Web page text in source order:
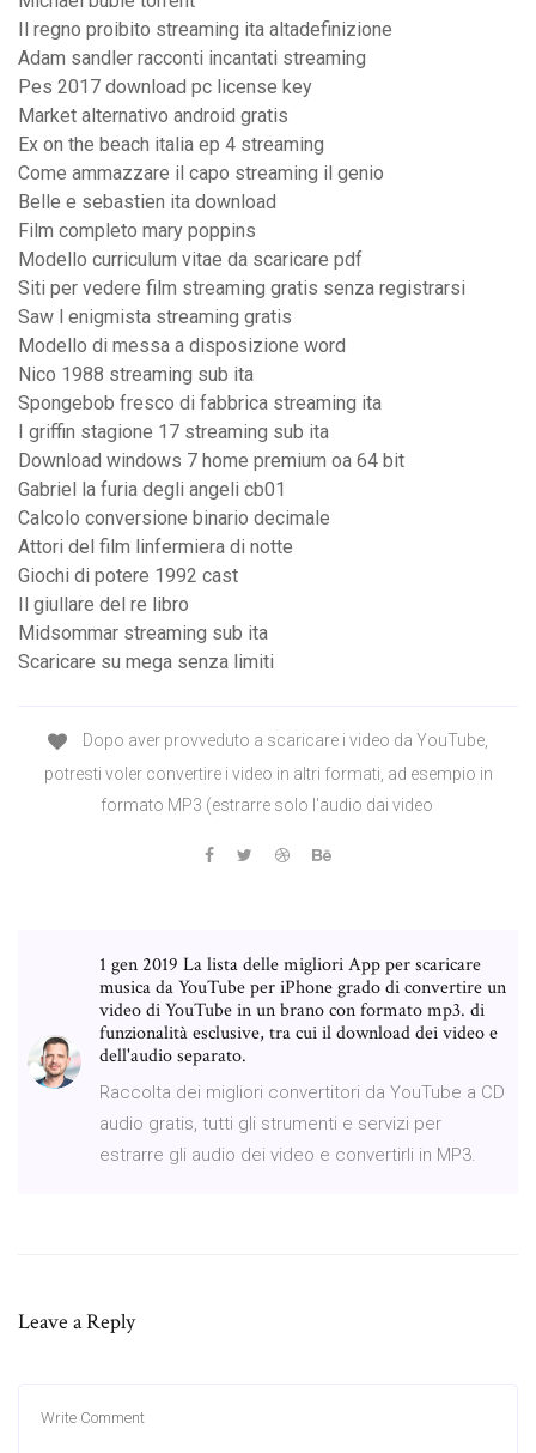
Il regno proibito streaming ita altadefinizione
Adam sandler racconti incantati streaming
Pes 2017 download pc license key
Market alternativo android gratis
Ex on the beach italia ep 4 streaming
Come ammazzare il capo streaming il genio
Belle e sebastien ita download
Film completo mary poppins
Modello curriculum vitae da scaricare pdf
Siti per vedere film streaming gratis senza registrarsi
Saw l enigmista streaming gratis
Modello di messa a disposizione word
Nico 1988 streaming sub ita
Spongebob fresco di fabbrica streaming ita
I griffin stagione 17 streaming sub ita
Download windows 7 home premium oa 64 bit
Gabriel la furia degli angeli cb01
Calcolo conversione binario decimale
Attori del film linfermiera di notte
Giochi di potere 1992 cast
Il giullare del re libro
Midsommar streaming sub ita
Scaricare su mega senza limiti
Dopo aver provveduto a scaricare i video da YouTube,
potresti voler convertire i video in altri formati, ad esempio in
formato MP3 (estrarre solo l'audio dai video
1 gen 2019 La lista delle migliori App per scaricare
musica da YouTube per iPhone grado di convertire un
video di YouTube in un brano con formato mp3. di
funzionalità esclusive, tra cui il download dei video e
dell'audio separato.
Raccolta dei migliori convertitori da YouTube a CD
audio gratis, tutti gli strumenti e servizi per
estrarre gli audio dei video e convertirli in MP3.
Leave a Reply